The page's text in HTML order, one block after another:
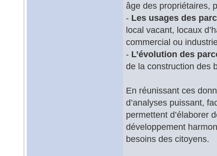
âge des propriétaires,
- Les usages des
local vacant, locaux
commercial ou
- L’évolution des
de la construction des
En réunissant ces
d’analyses puissant,
permettent d’élaborer
développement
besoins des citoyens.